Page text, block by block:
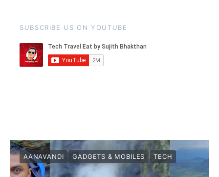
SUBSCRIBE US ON YOUTUBE
AANAVANDI GADGETS & MOBILES TECH